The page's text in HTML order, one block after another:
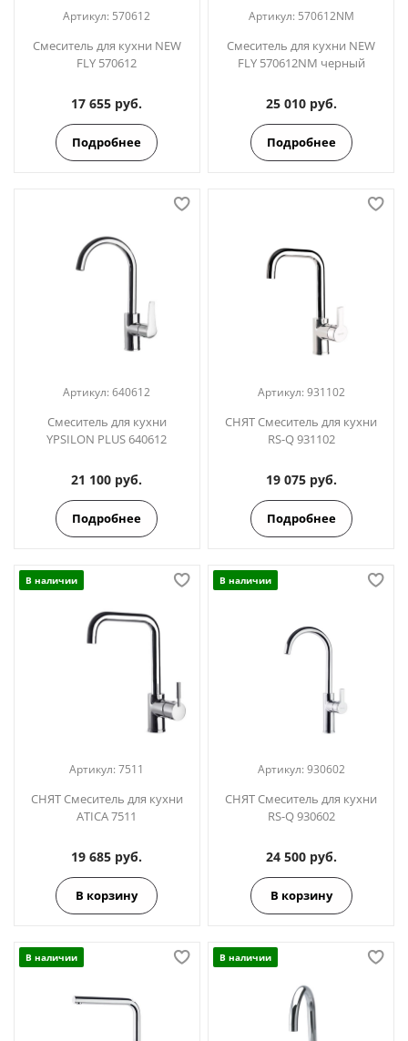
Артикул: 570612
Смеситель для кухни NEW
FLY 570612
17 655 руб.
Подробнее
Артикул: 570612NM
Смеситель для кухни NEW
FLY 570612NM черный
25 010 руб.
Подробнее
Артикул:640612
Смеситель для кухни
YPSILON PLUS 640612
21 100 руб.
Подробнее
Артикул: 931102
СНЯТ Смеситель для кухни
RS-Q 931102
19 075 руб.
Подробнее
В наличии
Артикул:7511
СНЯТ Смеситель для кухни
ATICA 7511
19 685 руб.
В корзину
В наличии
Артикул: 930602
СНЯТ Смеситель для кухни
RS-Q 930602
24 500 руб.
В корзину
В наличии В наличии